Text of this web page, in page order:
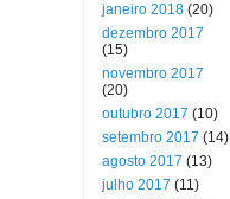
janeiro 2018 (20)
dezembro 2017
(15)
novembro 2017
(20)
outubro 2017 (10)
setembro 2017 (14)
agosto 2017 (13)
julho 2017 (11)